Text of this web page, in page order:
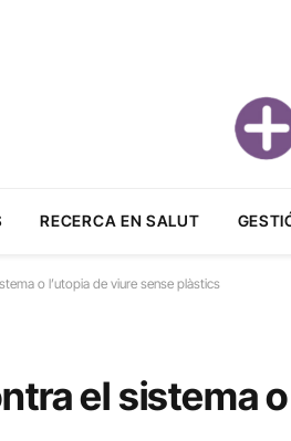
RECERCA EN SALUT
o l’utopia de viure sense plàstics
el sistema